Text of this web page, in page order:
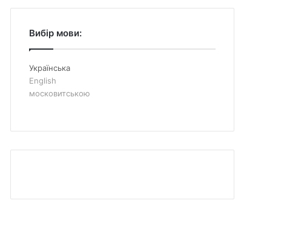
Вибір мови:
Українська
English
московитською